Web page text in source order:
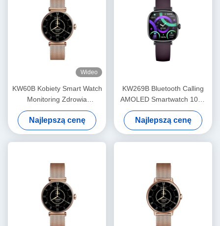
Wideo
KW60B Kobiety Smart Watch
Monitoring Zdrowia
wodoodporny Dams Smart
Watch 1,7 cali
Najlepszą cenę
KW269B Bluetooth Calling
AMOLED Smartwatch 100+
Sport Mode Smart Watch
Monitoring zdrowia
Najlepszą cenę